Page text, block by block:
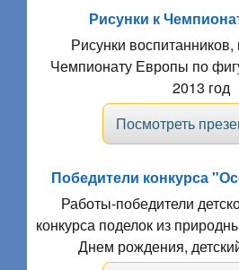
Рисунки к
Рисунки
Чемпионату Европы по
2013 год
Посмотреть
Победители конкурса
Работы-победители
конкурса поделок из
Днем рождения,